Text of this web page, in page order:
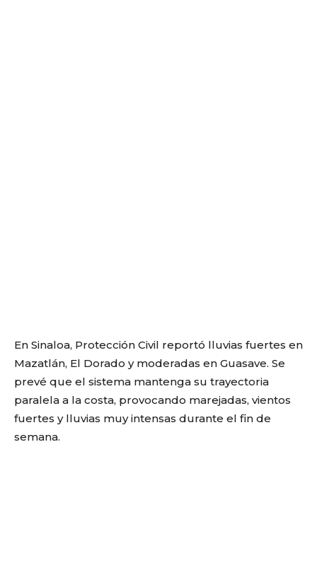
En Sinaloa, Protección Civil reportó lluvias fuertes en
Mazatlán, El Dorado y moderadas en Guasave. Se
prevé que el sistema mantenga su trayectoria
paralela a la costa, provocando marejadas, vientos
fuertes y lluvias muy intensas durante el fin de
semana.